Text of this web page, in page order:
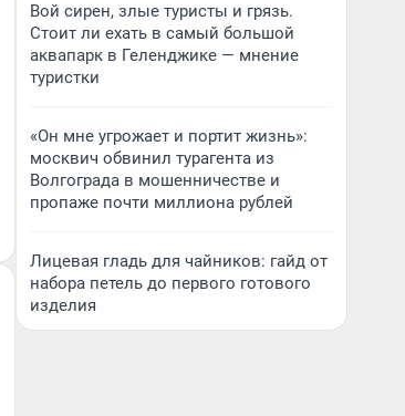
Вой сирен, злые туристы и грязь.
Стоит ли ехать в самый большой
аквапарк в Геленджике — мнение
туристки
«Он мне угрожает и портит жизнь»:
москвич обвинил турагента из
Волгограда в мошенничестве и
пропаже почти миллиона рублей
Лицевая гладь для чайников: гайд от
набора петель до первого готового
изделия